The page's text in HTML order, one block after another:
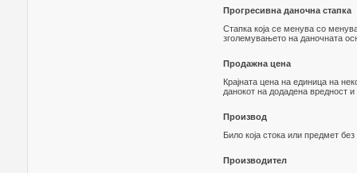
Прогресивна даночна стапка
Стапка која се менува со
зголемувањето на даночната
Продажна цена
Крајната цена на единица на
данокот на додадена вредност и
Производ
Било која стока или предмет
Производител